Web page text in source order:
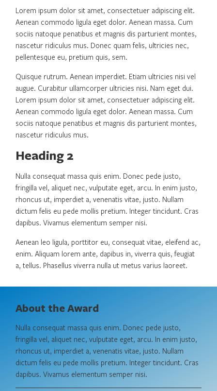
Lorem ipsum dolor sit amet, consectetuer adipiscing elit.
Aenean commodo ligula eget dolor. Aenean massa. Cum
sociis natoque penatibus et magnis dis parturient montes,
nascetur ridiculus mus. Donec quam felis, ultricies nec,
pellentesque eu, pretium quis, sem.
Quisque rutrum. Aenean imperdiet. Etiam ultricies nisi vel
augue. Curabitur ullamcorper ultricies nisi. Nam eget dui.
Lorem ipsum dolor sit amet, consectetuer adipiscing elit.
Aenean commodo ligula eget dolor. Aenean massa. Cum
sociis natoque penatibus et magnis dis parturient montes,
nascetur ridiculus mus.
Heading 2
Nulla consequat massa quis enim. Donec pede justo,
fringilla vel, aliquet nec, vulputate eget, arcu. In enim justo,
rhoncus ut, imperdiet a, venenatis vitae, justo. Nullam
dictum felis eu pede mollis pretium. Integer tincidunt. Cras
dapibus. Vivamus elementum semper nisi.
Aenean leo ligula, porttitor eu, consequat vitae, eleifend ac,
enim. Aliquam lorem ante, dapibus in, viverra quis, feugiat
a, tellus. Phasellus viverra nulla ut metus varius laoreet.
About the Award
Nulla consequat massa quis enim. Donec pede justo,
fringilla vel, aliquet nec, vulputate eget, arcu. In enim justo,
rhoncus ut, imperdiet a, venenatis vitae, justo. Nullam
dictum felis eu pede mollis pretium. Integer tincidunt. Cras
dapibus. Vivamus elementum semper nisi.